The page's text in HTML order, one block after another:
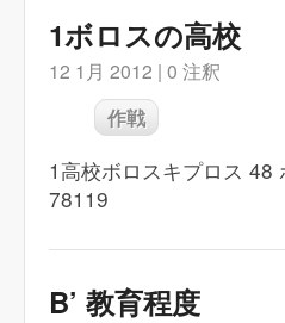
1ボロスの高校
12 1月 2012 | 0 注釈
作戦
1高校ボロスキプロス
78119
B’ 教育程度